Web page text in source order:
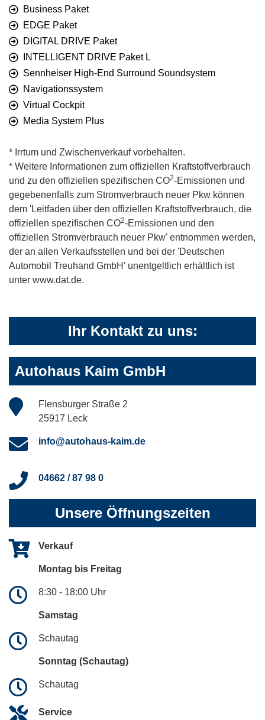
Business Paket
EDGE Paket
DIGITAL DRIVE Paket
INTELLIGENT DRIVE Paket L
Sennheiser High-End Surround Soundsystem
Navigationssystem
Virtual Cockpit
Media System Plus
* Irrtum und Zwischenverkauf vorbehalten.
* Weitere Informationen zum offiziellen Kraftstoffverbrauch
und zu den offiziellen spezifischen CO2-Emissionen und
gegebenenfalls zum Stromverbrauch neuer Pkw können
dem 'Leitfaden über den offiziellen Kraftstoffverbrauch, die
offiziellen spezifischen CO2-Emissionen und den
offiziellen Stromverbrauch neuer Pkw' entnommen werden,
der an allen Verkaufsstellen und bei der 'Deutschen
Automobil Treuhand GmbH' unentgeltlich erhältlich ist
unter www.dat.de.
Ihr Kontakt zu uns:
Autohaus Kaim GmbH
Flensburger Straße 2
25917 Leck
info@autohaus-kaim.de
04662 / 87 98 0
Unsere Öffnungszeiten
Verkauf
Montag bis Freitag
8:30 - 18:00 Uhr
Samstag
Schautag
Sonntag (Schautag)
Schautag
Service